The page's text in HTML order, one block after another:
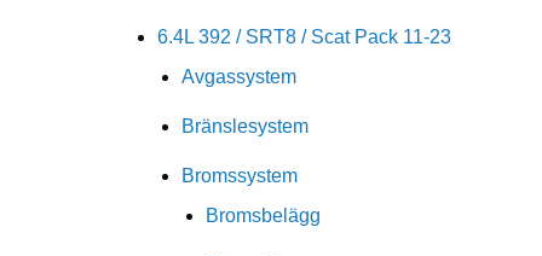
6.4L 392 / SRT8 / Scat Pack 11-23
Avgassystem
Bränslesystem
Bromssystem
Bromsbelägg